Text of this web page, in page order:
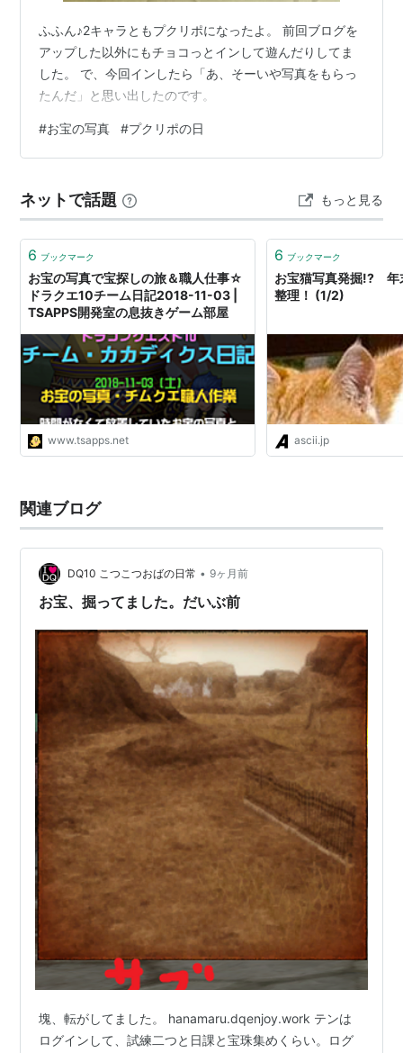
ふふん♪2キャラともプクリポになったよ。 前回ブログを
アップした以外にもチョコっとインして遊んだりしてま
した。 で、今回インしたら「あ、そーいや写真をもらっ
たんだ」と思い出したのです。
#お宝の写真 #プクリポの日
ネットで話題 もっと見る
6 ブックマーク
お宝の写真で宝探しの旅＆職人仕事☆
ドラクエ10チーム日記2018-11-03 |
TSAPPS開発室の息抜きゲーム部屋
www.tsapps.net
6 ブックマーク
お宝猫写真発掘!? 年
整理！ (1/2)
ascii.jp
関連ブログ
DQ10 こつこつおばの日常 • 9ヶ月前
お宝、掘ってました。だいぶ前
塊、転がしてました。 hanamaru.dqenjoy.work テンは
ログインして、試練二つと日課と宝珠集めくらい。ログ